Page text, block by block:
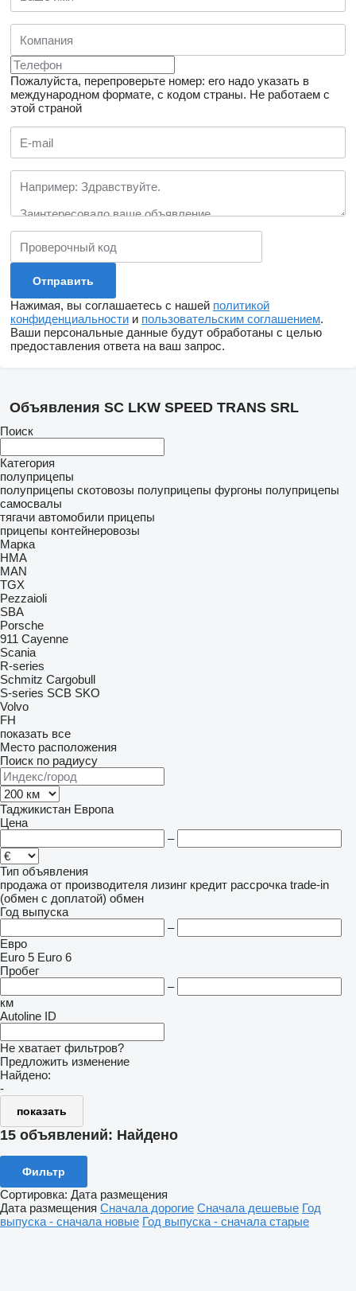
Пожалуйста, перепроверьте номер: его надо указать в
международном формате, с кодом страны. Не работаем с
этой страной
Нажимая, вы соглашаетесь с нашей политикой
конфиденциальности и пользовательским соглашением.
Ваши персональные данные будут обработаны с целью
предоставления ответа на ваш запрос.
Объявления SC LKW SPEED TRANS SRL
Поиск
Категория
полуприцепы
полуприцепы скотовозы полуприцепы фургоны полуприцепы
самосвалы
тягачи автомобили прицепы
прицепы контейнеровозы
Марка
HMA
MAN
TGX
Pezzaioli
SBA
Porsche
911 Cayenne
Scania
R-series
Schmitz Cargobull
S-series SCB SKO
Volvo
FH
показать все
Место расположения
Поиск по радиусу
Таджикистан Европа
Цена
–
Тип объявления
продажа от производителя лизинг кредит рассрочка trade-in
(обмен с доплатой) обмен
Год выпуска
–
Евро
Euro 5 Euro 6
Пробег
–
км
Autoline ID
Не хватает фильтров?
Предложить изменение
Найдено:
-
показать
15 объявлений: Найдено
Фильтр
Сортировка: Дата размещения
Дата размещения Сначала дорогие Сначала дешевые Год
выпуска - сначала новые Год выпуска - сначала старые